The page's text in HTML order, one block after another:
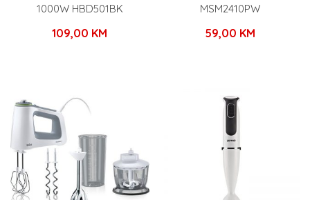
1000W HBD501BK
109,00 KM
MSM2410PW
59,00 KM